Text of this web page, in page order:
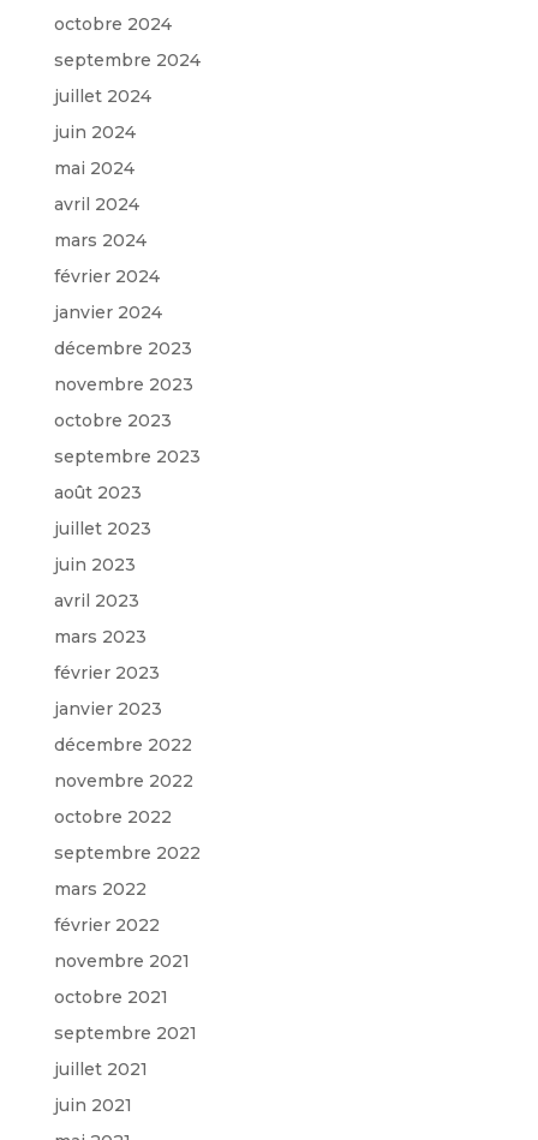
octobre 2024
septembre 2024
juillet 2024
juin 2024
mai 2024
avril 2024
mars 2024
février 2024
janvier 2024
décembre 2023
novembre 2023
octobre 2023
septembre 2023
août 2023
juillet 2023
juin 2023
avril 2023
mars 2023
février 2023
janvier 2023
décembre 2022
novembre 2022
octobre 2022
septembre 2022
mars 2022
février 2022
novembre 2021
octobre 2021
septembre 2021
juillet 2021
juin 2021